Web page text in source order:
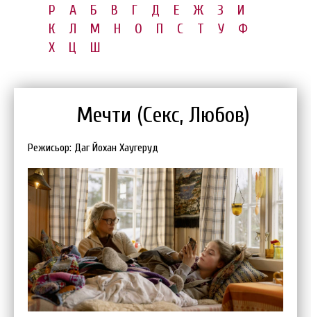
P
А Б В Г Д Е Ж З
И
К
Л М Н О П С Т У
Ф
Х
Ц Ш
Мечти (Секс, Любов)
Режисьор: Даг Йохан Хаугеруд